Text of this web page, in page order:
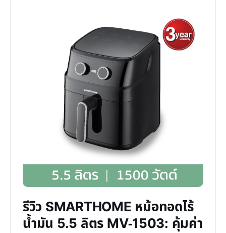
รีวิว SMARTHOME หม้อทอดไร้
น้ำมัน 5.5 ลิตร MV-1503: คุ้มค่า